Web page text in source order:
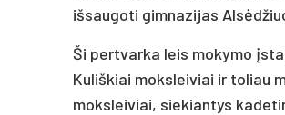
išsaugoti gimnazijas
Ši pertvarka leis mokymo
Kuliškiai moksleiviai ir toliau
moksleiviai, siekiantys